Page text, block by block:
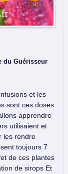
du Guérisseur
et les
sont ces doses
apprendre
utilisaient et
les rendre
toujours 7
de ces plantes
de sirops Et